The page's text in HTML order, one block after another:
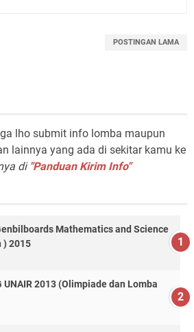
POSTINGAN LAMA
lho submit info lomba maupun
lainnya yang ada di sekitar kamu ke
di "Panduan Kirim Info"
Mathematics and Science
) 2015
UNAIR 2013 (Olimpiade dan Lomba